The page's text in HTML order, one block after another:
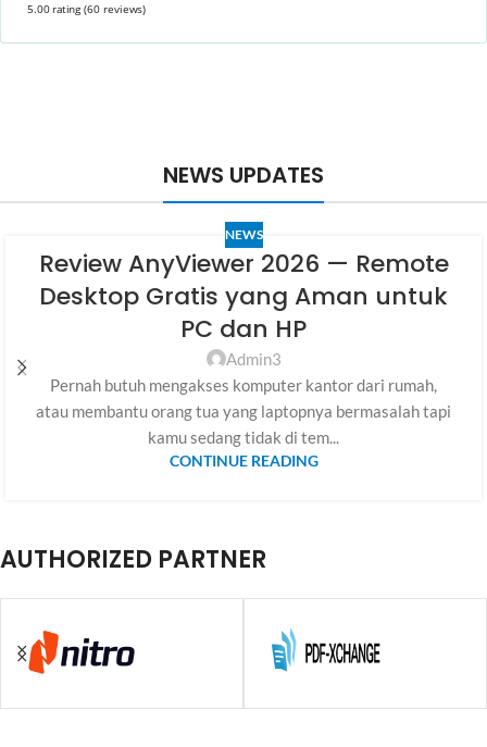
5.00 rating(60 reviews)
NEWS UPDATES
NEWS
Review AnyViewer 2026 — Remote
Desktop Gratis yang Aman untuk
PC dan HP
Admin3
Pernah butuh mengakses komputer kantor dari rumah,
atau membantu orang tua yang laptopnya bermasalah tapi
kamu sedang tidak di tem...
CONTINUE READING
AUTHORIZED PARTNER